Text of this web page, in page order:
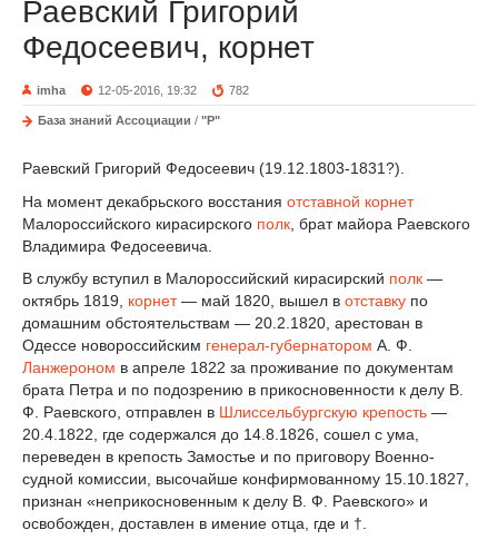
Раевский Григорий
Федосеевич, корнет
imha 12-05-2016, 19:32 782
База знаний Ассоциации / "Р"
Раевский Григорий Федосеевич (19.12.1803-1831?).
На момент декабрьского восстания отставной корнет
Малороссийского кирасирского полк , брат майора Раевского
Владимира Федосеевича.
В службу вступил в Малороссийский кирасирский полк —
октябрь 1819, корнет— май 1820, вышел в отставку по
домашним обстоятельствам — 20.2.1820, арестован в
Одессе новороссийским генерал-губернатором А. Ф.
Ланжероном в апреле 1822 за проживание по документам
брата Петра и по подозрению в прикосновенности к делу В.
Ф. Раевского, отправлен в Шлиссельбургскую крепость —
20.4.1822, где содержался до 14.8.1826, сошел с ума,
переведен в крепость Замостье и по приговору Военно-
судной комиссии, высочайше конфирмованному 15.10.1827,
признан «неприкосновенным к делу В. Ф. Раевского» и
освобожден, доставлен в имение отца, где и †.